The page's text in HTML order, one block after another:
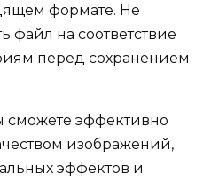
формате. Не
файл на соответствие
перед сохранением.
сможете эффективно
изображений,
эффектов и